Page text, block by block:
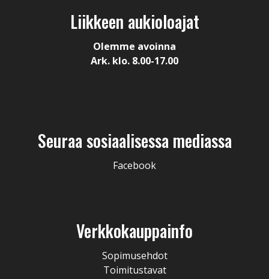
Liikkeen aukioloajat
Olemme avoinna
Ark. klo. 8.00-17.00
Seuraa sosiaalisessa mediassa
Facebook
Verkkokauppainfo
Sopimusehdot
Toimitustavat